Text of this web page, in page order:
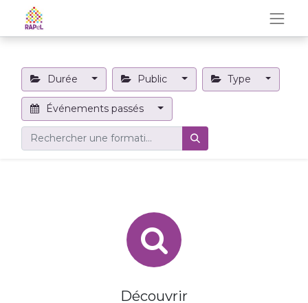
Durée Public Type
Événements passés
Découvrir